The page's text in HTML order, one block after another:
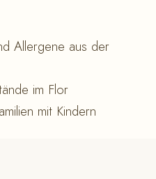
Allergene aus der
im Flor
mit Kindern